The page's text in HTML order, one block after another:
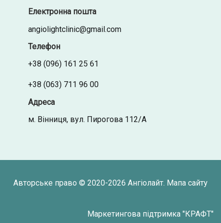
Електронна пошта
angiolightclinic@gmail.com
Телефон
+38 (096) 161 25 61
+38 (063) 711 96 00
Адреса
м. Вінниця, вул. Пирогова 112/А
Авторське право © 2020-2026 Ангіолайт. Мапа сайту
Маркетингова підтримка "КРАФТ"